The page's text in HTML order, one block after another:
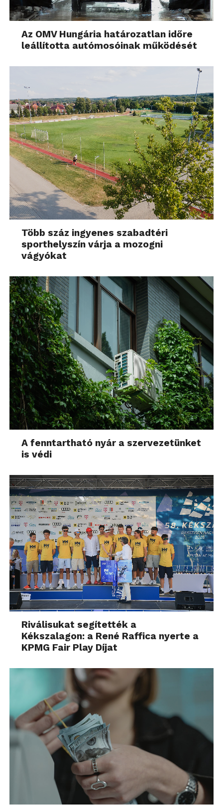
Az OMV Hungária határozatlan időre
leállította autómosóinak működését
Több száz ingyenes szabadtéri
sporthelyszín várja a mozogni
vágyókat
A fenntartható nyár a szervezetünket
is védi
Riválisukat segítették a
Kékszalagon: a René Raffica nyerte a
KPMG Fair Play Díjat